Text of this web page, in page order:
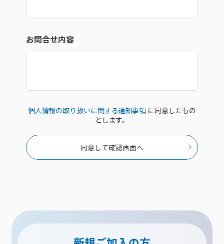
お問合せ内容
個人情報の取り扱いに関する通知事項 に同意したもの
とします。
同意して確認画面へ